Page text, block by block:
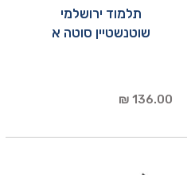
תלמוד ירושלמי
שוטנשטיין סוטה א
136.00 ₪